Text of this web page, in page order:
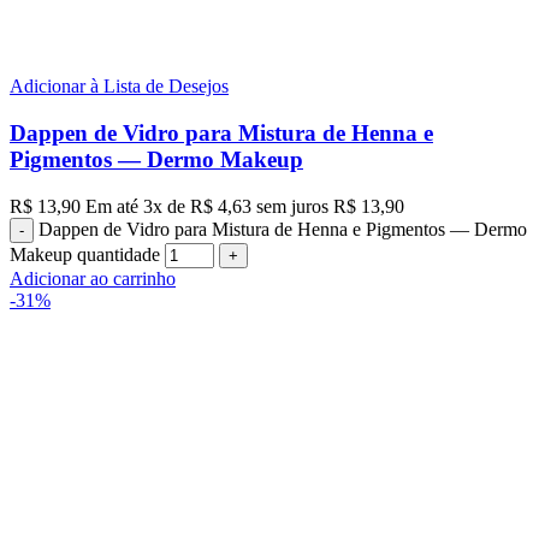
Adicionar à Lista de Desejos
Dappen de Vidro para Mistura de Henna e
Pigmentos — Dermo Makeup
R$ 13,90 Em até 3x de R$ 4,63 sem juros R$ 13,90
Dappen de Vidro para Mistura de Henna e Pigmentos — Dermo
Makeup quantidade
Adicionar ao carrinho
-31%